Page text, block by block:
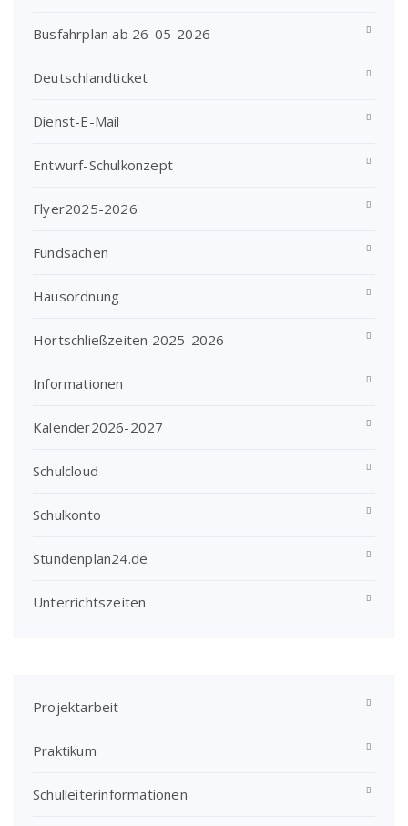
Busfahrplan ab 26-05-2026
Deutschlandticket
Dienst-E-Mail
Entwurf-Schulkonzept
Flyer2025-2026
Fundsachen
Hausordnung
Hortschließzeiten 2025-2026
Informationen
Kalender2026-2027
Schulcloud
Schulkonto
Stundenplan24.de
Unterrichtszeiten
Projektarbeit
Praktikum
Schulleiterinformationen